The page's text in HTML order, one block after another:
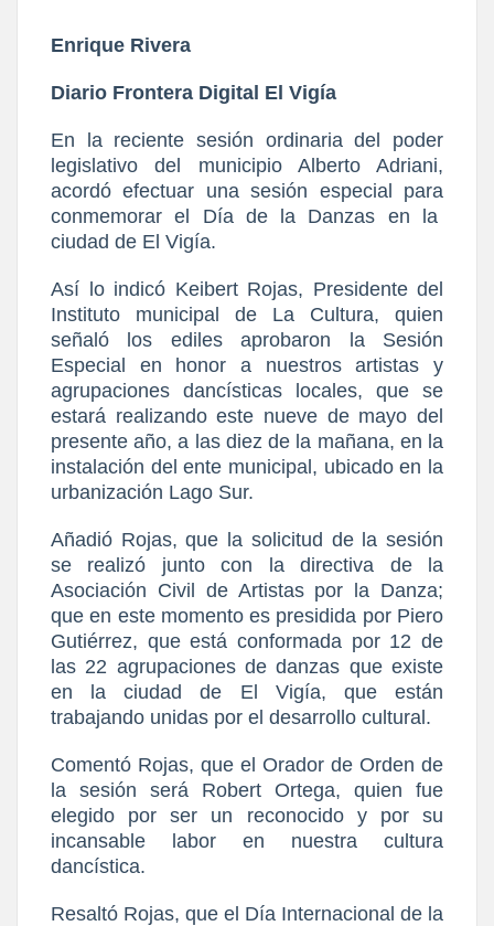
Enrique Rivera
Diario Frontera Digital El Vigía
En la reciente sesión ordinaria del poder
legislativo del municipio Alberto Adriani,
acordó efectuar una sesión especial para
conmemorar el Día de la Danzas en la
ciudad de El Vigía.
Así lo indicó Keibert Rojas, Presidente del
Instituto municipal de La Cultura, quien
señaló los ediles aprobaron la Sesión
Especial en honor a nuestros artistas y
agrupaciones dancísticas locales, que se
estará realizando este nueve de mayo del
presente año, a las diez de la mañana, en la
instalación del ente municipal, ubicado en la
urbanización Lago Sur.
Añadió Rojas, que la solicitud de la sesión
se realizó junto con la directiva de la
Asociación Civil de Artistas por la Danza;
que en este momento es presidida por Piero
Gutiérrez, que está conformada por 12 de
las 22 agrupaciones de danzas que existe
en la ciudad de El Vigía, que están
trabajando unidas por el desarrollo cultural.
Comentó Rojas, que el Orador de Orden de
la sesión será Robert Ortega, quien fue
elegido por ser un reconocido y por su
incansable labor en nuestra cultura
dancística.
Resaltó Rojas, que el Día Internacional de la